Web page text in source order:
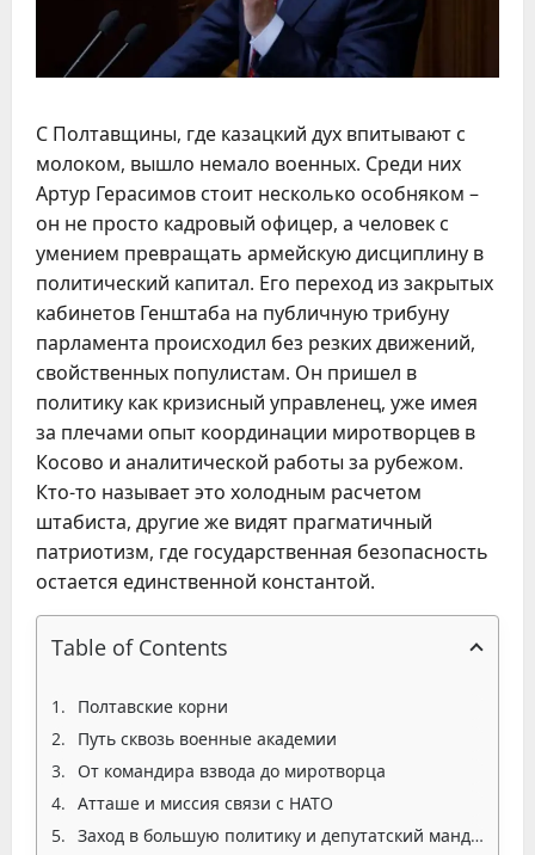
С Полтавщины, где казацкий дух впитывают с
молоком, вышло немало военных. Среди них
Артур Герасимов стоит несколько особняком –
он не просто кадровый офицер, а человек с
умением превращать армейскую дисциплину в
политический капитал. Его переход из закрытых
кабинетов Генштаба на публичную трибуну
парламента происходил без резких движений,
свойственных популистам. Он пришел в
политику как кризисный управленец, уже имея
за плечами опыт координации миротворцев в
Косово и аналитической работы за рубежом.
Кто-то называет это холодным расчетом
штабиста, другие же видят прагматичный
патриотизм, где государственная безопасность
остается единственной константой.
Table of Contents
Полтавские корни
Путь сквозь военные академии
От командира взвода до миротворца
Атташе и миссия связи с НАТО
Заход в большую политику и депутатский мандат